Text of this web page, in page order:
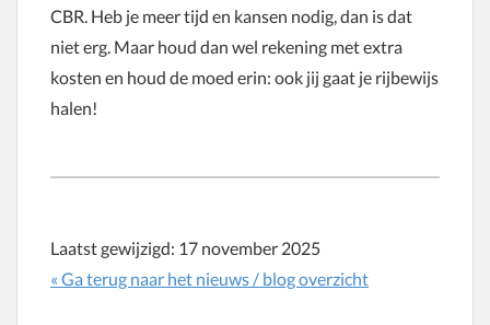
CBR. Heb je meer tijd en kansen nodig, dan is dat
niet erg. Maar houd dan wel rekening met extra
kosten en houd de moed erin: ook jij gaat je rijbewijs
halen!
Laatst gewijzigd: 17 november 2025
« Ga terug naar het nieuws / blog overzicht